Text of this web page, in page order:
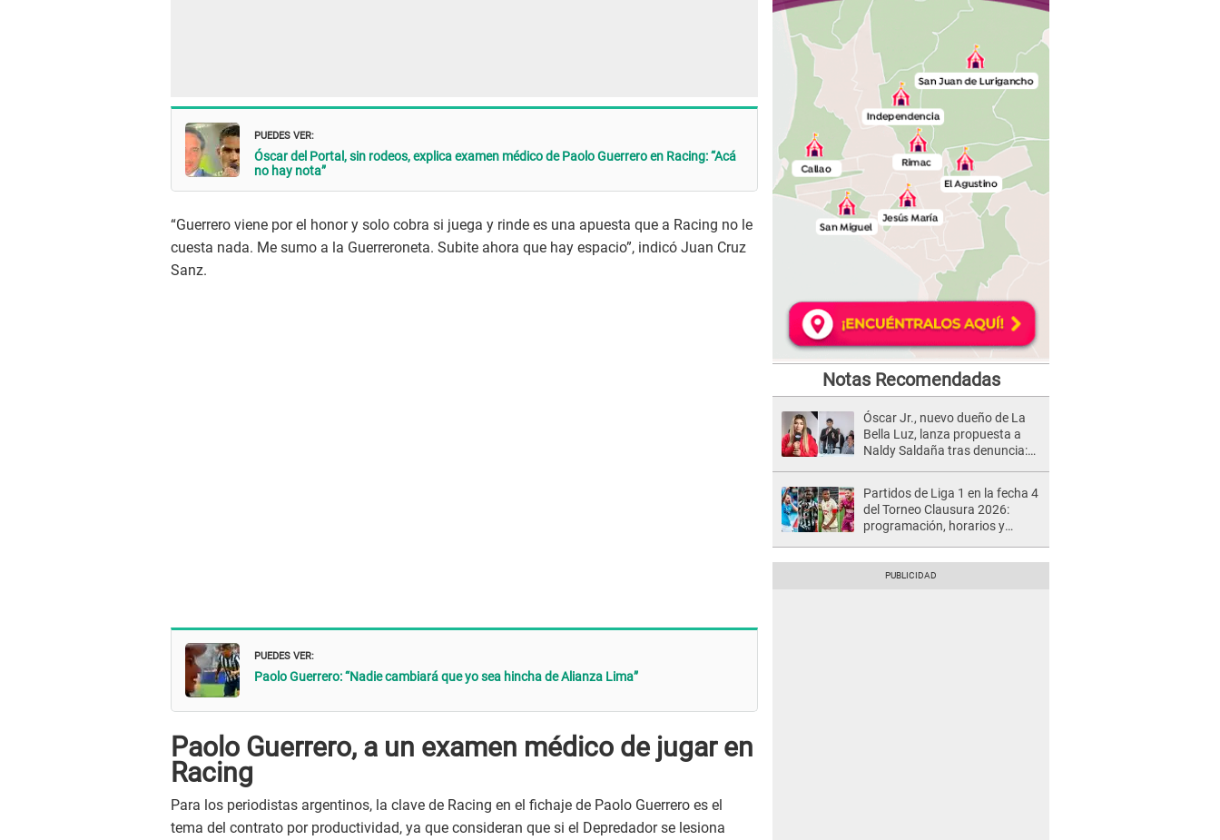
PUEDES VER:
Óscar del Portal, sin rodeos, explica examen médico de Paolo Guerrero en Racing: “Acá
no hay nota”
“Guerrero viene por el honor y solo cobra si juega y rinde es una apuesta que a Racing no le
cuesta nada. Me sumo a la Guerreroneta. Subite ahora que hay espacio”, indicó Juan Cruz
Sanz.
PUEDES VER:
Paolo Guerrero: “Nadie cambiará que yo sea hincha de Alianza Lima”
Paolo Guerrero, a un examen médico de jugar en
Racing
Para los periodistas argentinos, la clave de Racing en el fichaje de Paolo Guerrero es el
tema del contrato por productividad, ya que consideran que si el Depredador se lesiona
Notas Recomendadas
Óscar Jr., nuevo dueño de La
Bella Luz, lanza propuesta a
Naldy Saldaña tras denuncia:
Partidos de Liga 1 en la fecha 4
del Torneo Clausura 2026:
programación, horarios y